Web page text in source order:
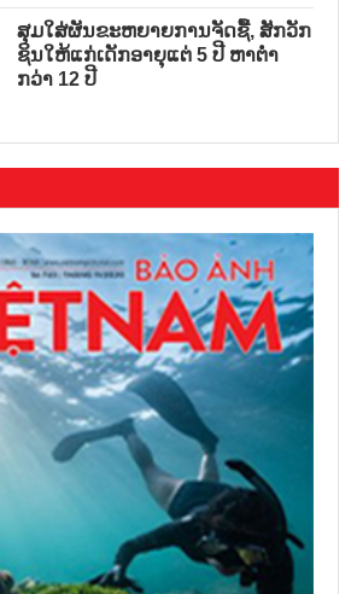
ສຸມໃສ່ຜັນຂະຫຍາຍການຈັດຊື້, ສັກວັກ
ຊິນໃຫ້ແກ່ເດັກອາຍຸແຕ່ 5 ປີ ຫາຕ່ຳ
ກວ່າ 12 ປີ